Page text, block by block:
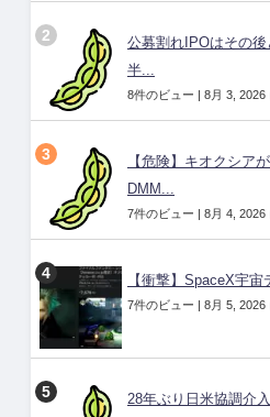
公募割れIPOはその
半...
8件のビュー | 8月 3, 2026
【危険】キオクシア
DMM...
7件のビュー | 8月 4, 2026
【衝撃】SpaceX宇
7件のビュー | 8月 5, 2026
28年ぶり日米協調介